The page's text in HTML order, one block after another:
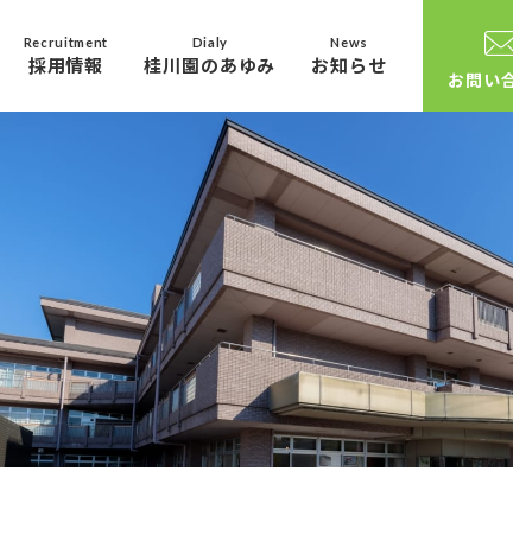
Recruitment
採用情報
Dialy
桂川園のあゆみ
News
お知らせ
お問い